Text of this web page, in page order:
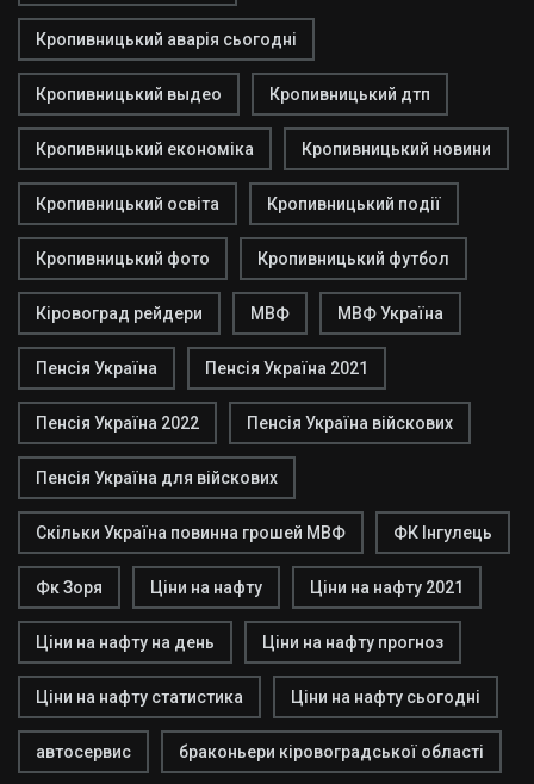
Кропивницький аварія сьогодні
Кропивницький выдео Кропивницький дтп
Кропивницький економіка Кропивницький новини
Кропивницький освіта Кропивницький події
Кропивницький фото Кропивницький футбол
Кіровоград рейдери МВФ МВФ Україна
Пенсія Україна Пенсія Україна 2021
Пенсія Україна 2022 Пенсія Україна війскових
Пенсія Україна для війскових
Скільки Україна повинна грошей МВФ ФК Інгулець
Фк Зоря Ціни на нафту Ціни на нафту 2021
Ціни на нафту на день Ціни на нафту прогноз
Ціни на нафту статистика Ціни на нафту сьогодні
автосервис браконьери кіровоградської області